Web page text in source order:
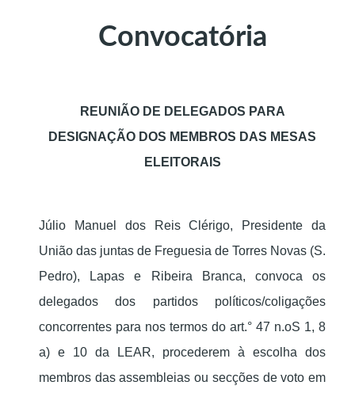
Convocatória
REUNIÃO DE DELEGADOS PARA
DESIGNAÇÃO DOS MEMBROS DAS MESAS
ELEITORAIS
Júlio Manuel dos Reis Clérigo, Presidente da
União das juntas de Freguesia de Torres Novas (S.
Pedro), Lapas e Ribeira Branca, convoca os
delegados dos partidos políticos/coligações
concorrentes para nos termos do art.° 47 n.oS 1, 8
a) e 10 da LEAR, procederem à escolha dos
membros das assembleias ou secções de voto em